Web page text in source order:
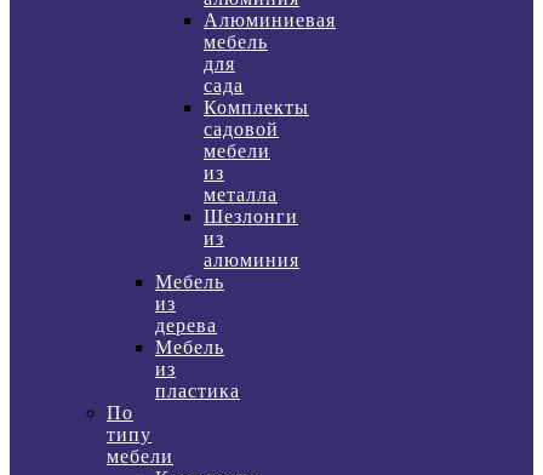
Алюминиевая
мебель
для
сада
Комплекты
садовой
мебели
из
металла
Шезлонги
из
алюминия
Мебель
из
дерева
Мебель
из
пластика
По
типу
мебели